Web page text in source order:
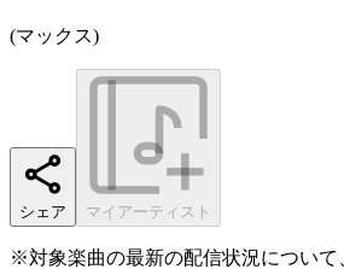
(マックス)
シェア マイアーティスト
※対象楽曲の最新の配信状況について